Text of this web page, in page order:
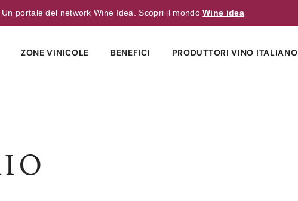
Un portale del network Wine Idea. Scopri il mondoWine idea
ZONE VINICOLE BENEFICI PRODUTTORI VINO ITALIANO